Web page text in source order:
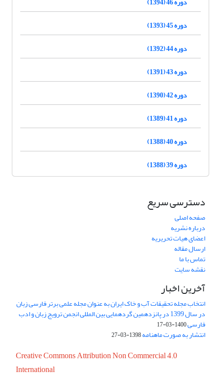
دوره 45 (1393)
دوره 44 (1392)
دوره 43 (1391)
دوره 42 (1390)
دوره 41 (1389)
دوره 40 (1388)
دوره 39 (1388)
دسترسی سریع
صفحه اصلی
درباره نشریه
اعضای هیات تحریریه
ارسال مقاله
تماس با ما
نقشه سایت
آخرین اخبار
انتخاب مجله تحقیقات آب و خاک ایران به عنوان مجله علمی برتر فارسی زبان
در سال 1399 در پانزدهمین گردهمایی بین المللی انجمن ترویج زبان و ادب
فارسی1400-03-17
انتشار به صورت ماهنامه1398-03-27
Creative Commons Attribution Non Commercial 4.0
International